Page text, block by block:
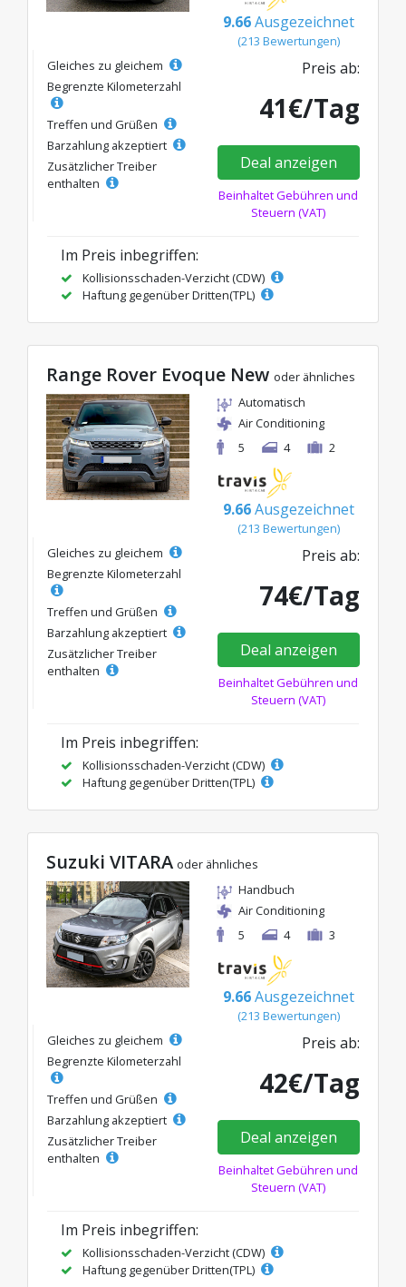
9.66 Ausgezeichnet
(213 Bewertungen)
Gleiches zu gleichem
Begrenzte Kilometerzahl
Treffen und Grüßen
Barzahlung akzeptiert
Zusätzlicher Treiber
enthalten
Preis ab:
41€/Tag
Deal anzeigen
Beinhaltet Gebühren und
Steuern (VAT)
Im Preis inbegriffen:
Kollisionsschaden-Verzicht (CDW)
Haftung gegenüber Dritten(TPL)
Range Rover Evoque New oder ähnliches
Automatisch
Air Conditioning
5
4 2
9.66 Ausgezeichnet
(213 Bewertungen)
Gleiches zu gleichem
Begrenzte Kilometerzahl
Treffen und Grüßen
Barzahlung akzeptiert
Zusätzlicher Treiber
enthalten
Preis ab:
74€/Tag
Deal anzeigen
Beinhaltet Gebühren und
Steuern (VAT)
Im Preis inbegriffen:
Kollisionsschaden-Verzicht (CDW)
Haftung gegenüber Dritten(TPL)
Suzuki VITARA oder ähnliches
Handbuch
Air Conditioning
5
4 3
9.66 Ausgezeichnet
(213 Bewertungen)
Gleiches zu gleichem
Begrenzte Kilometerzahl
Treffen und Grüßen
Barzahlung akzeptiert
Zusätzlicher Treiber
enthalten
Preis ab:
42€/Tag
Deal anzeigen
Beinhaltet Gebühren und
Steuern (VAT)
Im Preis inbegriffen:
Kollisionsschaden-Verzicht (CDW)
Haftung gegenüber Dritten(TPL)